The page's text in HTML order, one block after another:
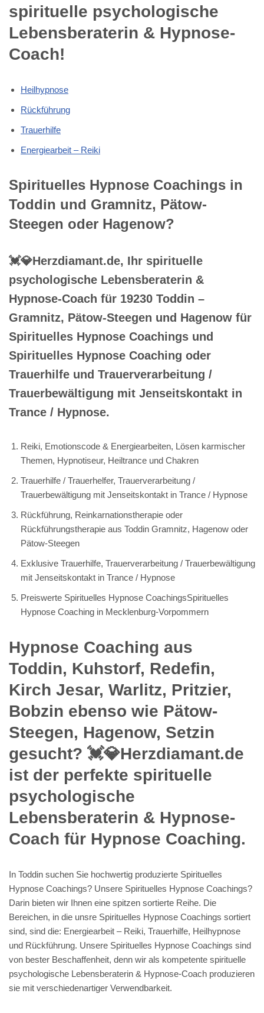
spirituelle psychologische
Lebensberaterin & Hypnose-
Coach!
Heilhypnose
Rückführung
Trauerhilfe
Energiearbeit – Reiki
Spirituelles Hypnose Coachings in
Toddin und Gramnitz, Pätow-
Steegen oder Hagenow?
💓️💎Herzdiamant.de, Ihr spirituelle
psychologische Lebensberaterin &
Hypnose-Coach für 19230 Toddin –
Gramnitz, Pätow-Steegen und Hagenow für
Spirituelles Hypnose Coachings und
Spirituelles Hypnose Coaching oder
Trauerhilfe und Trauerverarbeitung /
Trauerbewältigung mit Jenseitskontakt in
Trance / Hypnose.
Reiki, Emotionscode & Energiearbeiten, Lösen karmischer
Themen, Hypnotiseur, Heiltrance und Chakren
Trauerhilfe / Trauerhelfer, Trauerverarbeitung /
Trauerbewältigung mit Jenseitskontakt in Trance / Hypnose
Rückführung, Reinkarnationstherapie oder
Rückführungstherapie aus Toddin Gramnitz, Hagenow oder
Pätow-Steegen
Exklusive Trauerhilfe, Trauerverarbeitung / Trauerbewältigung
mit Jenseitskontakt in Trance / Hypnose
Preiswerte Spirituelles Hypnose CoachingsSpirituelles
Hypnose Coaching in Mecklenburg-Vorpommern
Hypnose Coaching aus
Toddin, Kuhstorf, Redefin,
Kirch Jesar, Warlitz, Pritzier,
Bobzin ebenso wie Pätow-
Steegen, Hagenow, Setzin
gesucht? 💓️💎Herzdiamant.de
ist der perfekte spirituelle
psychologische
Lebensberaterin & Hypnose-
Coach für Hypnose Coaching.
In Toddin suchen Sie hochwertig produzierte Spirituelles
Hypnose Coachings? Unsere Spirituelles Hypnose Coachings?
Darin bieten wir Ihnen eine spitzen sortierte Reihe. Die
Bereichen, in die unsre Spirituelles Hypnose Coachings sortiert
sind, sind die: Energiearbeit – Reiki, Trauerhilfe, Heilhypnose
und Rückführung. Unsere Spirituelles Hypnose Coachings sind
von bester Beschaffenheit, denn wir als kompetente spirituelle
psychologische Lebensberaterin & Hypnose-Coach produzieren
sie mit verschiedenartiger Verwendbarkeit.